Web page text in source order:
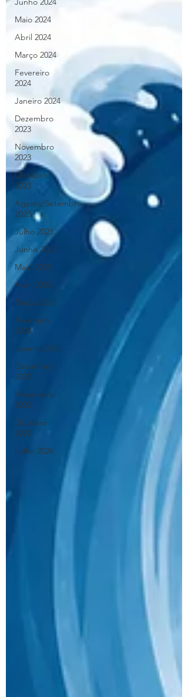
Maio 2024
Abril 2024
Março 2024
Fevereiro
2024
Janeiro 2024
Dezembro
2023
Novembro
2023
Outubro
2023
Agosto/Setembro
2023
Julho 2023
Junho 2023
Maio 2023
Abril 2023
Março 2023
Fevereiro
2023
Janeiro 2023
Dezembro
2022
Novembro
2022
Outubro
2022
Julho 2026